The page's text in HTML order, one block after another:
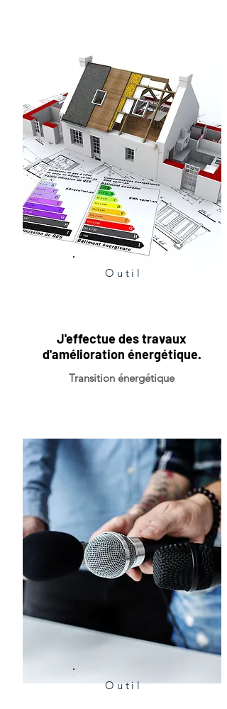
Outil
J'effectue des travaux
d'amélioration énergétique.
Transition énergétique
Outil